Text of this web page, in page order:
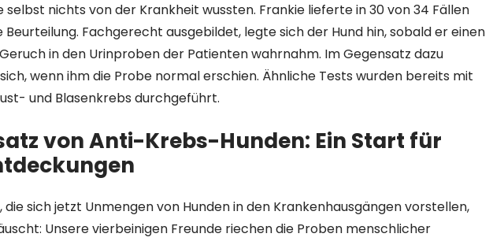
selbst nichts von der Krankheit wussten. Frankie lieferte in 30 von 34 Fällen
Fachgerecht ausgebildet, legte sich der Hund hin, sobald er einen
in den Urinproben der Patienten wahrnahm. Im Gegensatz dazu
wenn ihm die Probe normal erschien. Ähnliche Tests wurden bereits mit
und Blasenkrebs durchgeführt.
von Anti-Krebs-Hunden: Ein Start für
die sich jetzt Unmengen von Hunden in den Krankenhausgängen vorstellen,
Unsere vierbeinigen Freunde riechen die Proben menschlicher